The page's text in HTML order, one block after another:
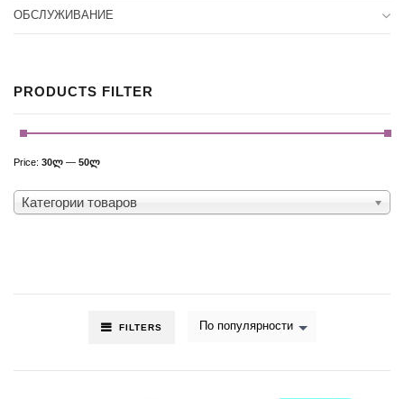
FILTERS По популярности
ОБСЛУЖИВАНИЕ
PRODUCTS FILTER
Price: 30ლ — 50ლ
Категории товаров